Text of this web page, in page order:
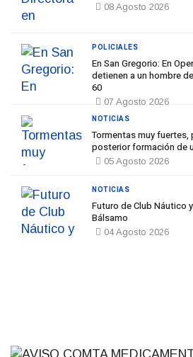
08 Agosto 2026
En San Gregorio: En
detienen a un hombre
60
07 Agosto 2026
POLICIALES
Tormentas muy fuertes,
posterior formación de
05 Agosto 2026
NOTICIAS
Futuro de Club Náutico
Bálsamo
04 Agosto 2026
NOTICIAS